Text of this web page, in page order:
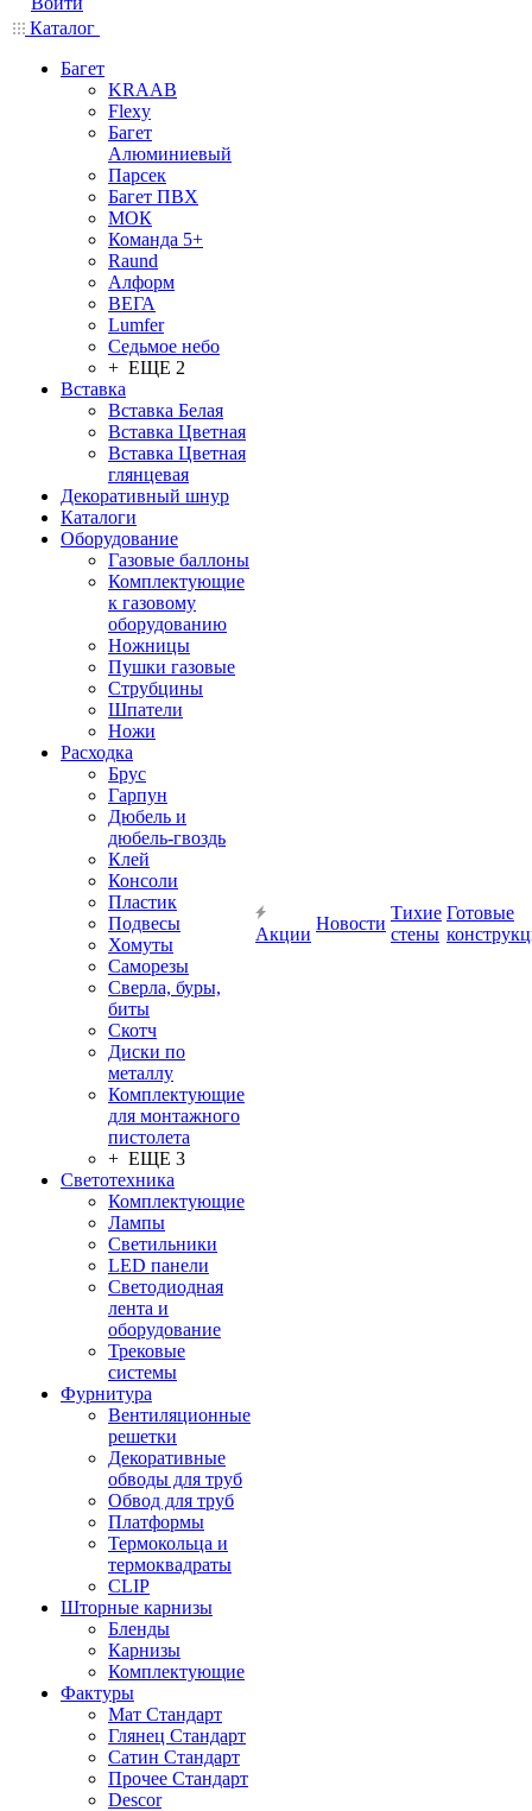
Каталог
Багет
KRAAB
Flexy
Багет
Алюминиевый
Парсек
Багет ПВХ
МОК
Команда 5+
Raund
Алформ
ВЕГА
Lumfer
Седьмое небо
+ ЕЩЕ 2
Вставка
Вставка Белая
Вставка Цветная
Вставка Цветная
глянцевая
Декоративный шнур
Каталоги
Оборудование
Газовые баллоны
Комплектующие
к газовому
оборудованию
Ножницы
Пушки газовые
Струбцины
Шпатели
Ножи
Расходка
Брус
Гарпун
Дюбель и
дюбель-гвоздь
Клей
Консоли
Пластик
Подвесы
Хомуты
Саморезы
Сверла, буры,
биты
Скотч
Диски по
металлу
Комплектующие
для монтажного
пистолета
+ ЕЩЕ 3
Светотехника
Комплектующие
Лампы
Светильники
LED панели
Светодиодная
лента и
оборудование
Трековые
системы
Фурнитура
Вентиляционные
решетки
Декоративные
обводы для труб
Обвод для труб
Платформы
Термокольца и
термоквадраты
CLIP
Шторные карнизы
Бленды
Карнизы
Комплектующие
Фактуры
Мат Стандарт
Глянец Стандарт
Сатин Стандарт
Прочее Стандарт
Descor
Акции
Новости
Тихие
стены
Готовые